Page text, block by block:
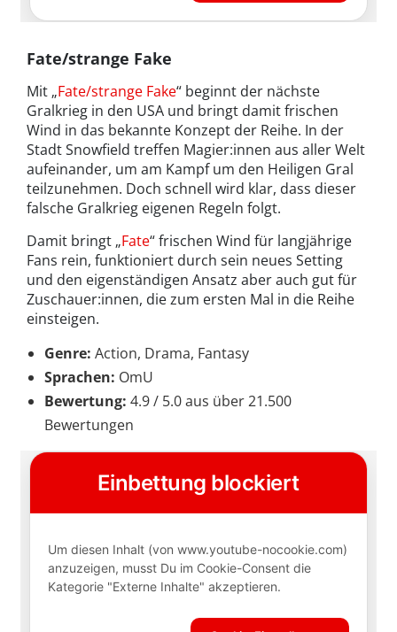
Fate/strange Fake
Mit „Fate/strange Fake“ beginnt der nächste
Gralkrieg in den USA und bringt damit frischen
Wind in das bekannte Konzept der Reihe. In der
Stadt Snowfield treffen Magier:innen aus aller Welt
aufeinander, um am Kampf um den Heiligen Gral
teilzunehmen. Doch schnell wird klar, dass dieser
falsche Gralkrieg eigenen Regeln folgt.
Damit bringt „Fate“ frischen Wind für langjährige
Fans rein, funktioniert durch sein neues Setting
und den eigenständigen Ansatz aber auch gut für
Zuschauer:innen, die zum ersten Mal in die Reihe
einsteigen.
Genre: Action, Drama, Fantasy
Sprachen: OmU
Bewertung: 4.9 / 5.0 aus über 21.500
Bewertungen